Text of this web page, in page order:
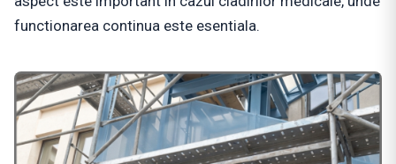
functionarea continua este esentiala.